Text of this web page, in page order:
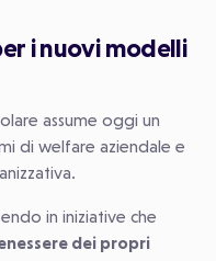
i nuovi modelli
assume oggi un
di welfare aziendale e
in iniziative che
dei propri